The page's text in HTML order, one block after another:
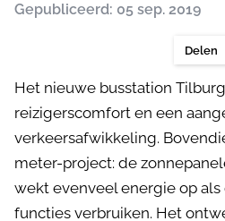
Gepubliceerd: 05 sep. 2019
Delen
Het nieuwe busstation
reizigerscomfort en een
verkeersafwikkeling.
meter-project: de
wekt evenveel energie op
functies verbruiken. Het